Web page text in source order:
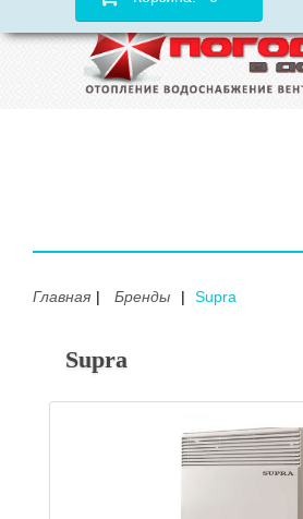
Главная Бренды Supra
Supra